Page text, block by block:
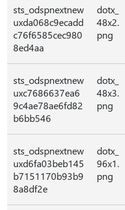
sts_odspnextnew
uxda068c9ecadd
c76f6585cec980
8ed4aa
dotx_
48x2.
png
sts_odspnextnew
uxc7686637ea6
9c4ae78ae6fd82
b6bb546
dotx_
48x3.
png
sts_odspnextnew
uxd6fa03beb145
b7151170b93b9
8a8df2e
dotx_
96x1.
png